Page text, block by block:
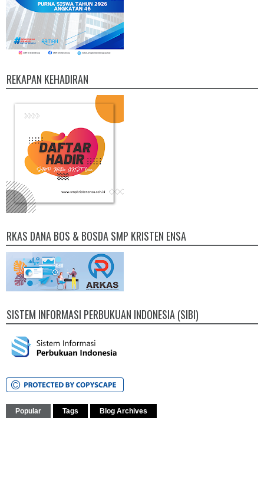
REKAPAN KEHADIRAN
RKAS DANA BOS & BOSDA SMP KRISTEN ENSA
SISTEM INFORMASI PERBUKUAN INDONESIA (SIBI)
Popular Tags Blog Archives